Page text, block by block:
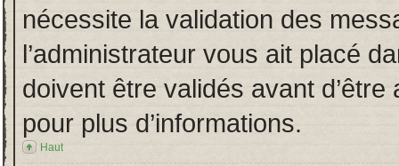
nécessite la validation des
l’administrateur vous ait placé
doivent être validés avant
pour plus d’informations.
Haut